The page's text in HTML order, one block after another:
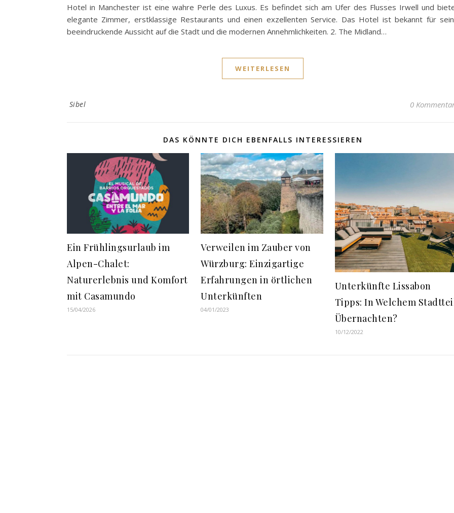
Hotel in Manchester ist eine wahre Perle des Luxus. Es befindet sich am Ufer des Flusses Irwell und
elegante Zimmer, erstklassige Restaurants und einen exzellenten Service. Das Hotel ist bekannt für
beeindruckende Aussicht auf die Stadt und die modernen Annehmlichkeiten. 2. The Midland…
WEITERLESEN
Sibel 0
DAS KÖNNTE DICH EBENFALLS INTERESSIEREN
Ein Frühlingsurlaub im
Alpen-Chalet:
Naturerlebnis und Komfort
mit Casamundo
15/04/2026
Verweilen im Zauber von
Würzburg: Einzigartige
Erfahrungen in örtlichen
Unterkünften
04/01/2023
Unterkünfte Lissabon
Tipps: In Welchem
Übernachten?
10/12/2022